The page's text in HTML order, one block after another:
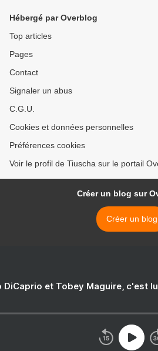
Hébergé par Overblog
Top articles
Pages
Contact
Signaler un abus
C.G.U.
Cookies et données personnelles
Préférences cookies
Voir le profil de Tiuscha sur le portail
Créer un blog sur
Créer un blog
DiCaprio et Tobey Maguire, c'est